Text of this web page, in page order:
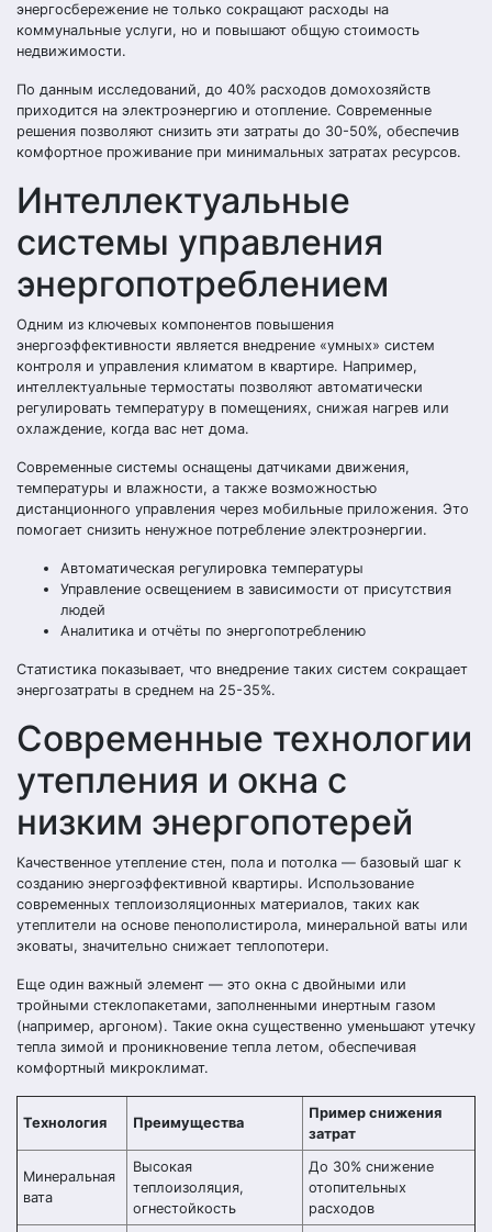
энергосбережение не только сокращают расходы на
коммунальные услуги, но и повышают общую стоимость
недвижимости.
По данным исследований, до 40% расходов домохозяйств
приходится на электроэнергию и отопление. Современные
решения позволяют снизить эти затраты до 30-50%, обеспечив
комфортное проживание при минимальных затратах ресурсов.
Интеллектуальные
системы управления
энергопотреблением
Одним из ключевых компонентов повышения
энергоэффективности является внедрение «умных» систем
контроля и управления климатом в квартире. Например,
интеллектуальные термостаты позволяют автоматически
регулировать температуру в помещениях, снижая нагрев или
охлаждение, когда вас нет дома.
Современные системы оснащены датчиками движения,
температуры и влажности, а также возможностью
дистанционного управления через мобильные приложения. Это
помогает снизить ненужное потребление электроэнергии.
Автоматическая регулировка температуры
Управление освещением в зависимости от присутствия
людей
Аналитика и отчёты по энергопотреблению
Статистика показывает, что внедрение таких систем сокращает
энергозатраты в среднем на 25-35%.
Современные технологии
утепления и окна с
низким энергопотерей
Качественное утепление стен, пола и потолка — базовый шаг к
созданию энергоэффективной квартиры. Использование
современных теплоизоляционных материалов, таких как
утеплители на основе пенополистирола, минеральной ваты или
эковаты, значительно снижает теплопотери.
Еще один важный элемент — это окна с двойными или
тройными стеклопакетами, заполненными инертным газом
(например, аргоном). Такие окна существенно уменьшают утечку
тепла зимой и проникновение тепла летом, обеспечивая
комфортный микроклимат.
Технология Преимущества
Пример снижения
затрат
Минеральная
вата
Высокая
теплоизоляция,
огнестойкость
До 30% снижение
отопительных
расходов